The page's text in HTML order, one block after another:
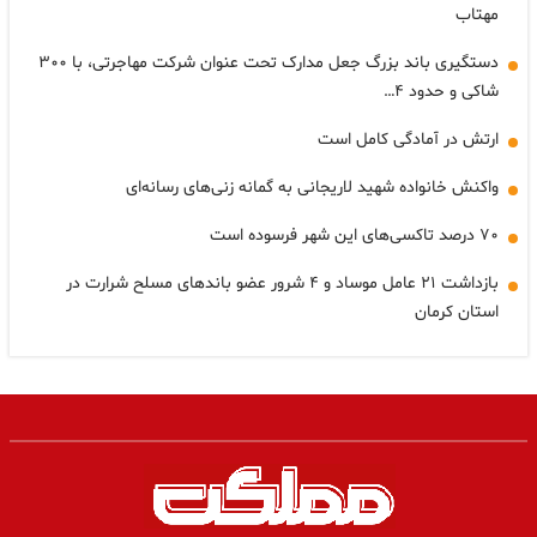
مهتاب
دستگیری باند بزرگ جعل مدارک تحت عنوان شرکت مهاجرتی، با ۳۰۰
شاکی و حدود ۴…
ارتش در آمادگی کامل است
واکنش خانواده شهید لاریجانی به گمانه زنی‌های رسانه‌ای
۷۰ درصد تاکسی‌های این شهر فرسوده است
بازداشت ۲۱ عامل موساد و ۴ شرور عضو باندهای مسلح شرارت در
استان کرمان